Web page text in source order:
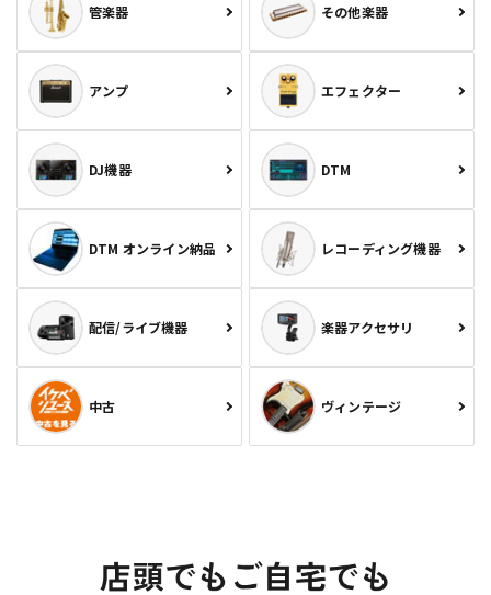
管楽器 その他楽器
アンプ エフェクター
DJ機器 DTM
DTM オンライン納品 レコーディング機器
配信/ライブ機器 楽器アクセサリ
中古 ヴィンテージ